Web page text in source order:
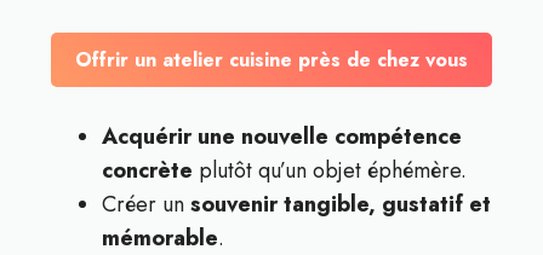
Offrir un atelier cuisine près de chez vous
Acquérir une nouvelle compétence
concrète plutôt qu’un objet éphémère.
Créer unsouvenir tangible, gustatif et
mémorable.